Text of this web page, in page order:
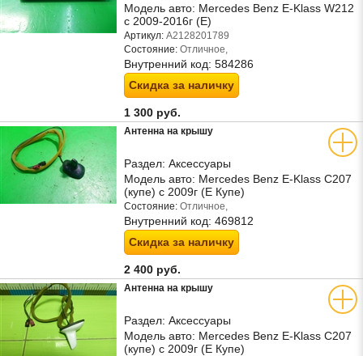
Модель авто: Mercedes Benz E-Klass W212
с 2009-2016г (Е)
Артикул: A2128201789
Состояние: Отличное,
Внутренний код: 584286
Скидка за наличку
1 300 руб.
Антенна на крышу
Раздел: Аксессуары
Модель авто: Mercedes Benz E-Klass C207
(купе) с 2009г (Е Купе)
Состояние: Отличное,
Внутренний код: 469812
Скидка за наличку
2 400 руб.
Антенна на крышу
Раздел: Аксессуары
Модель авто: Mercedes Benz E-Klass C207
(купе) с 2009г (Е Купе)